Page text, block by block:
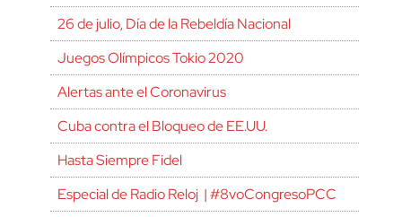
26 de julio, Día de la Rebeldía Nacional
Juegos Olímpicos Tokio 2020
Alertas ante el Coronavirus
Cuba contra el Bloqueo de EE.UU.
Hasta Siempre Fidel
Especial de Radio Reloj | #8voCongresoPCC